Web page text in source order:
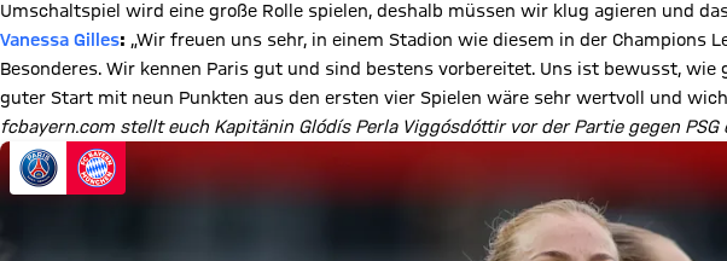
Umschaltspiel wird eine große Rolle spielen, deshalb müssen wir klug agieren und
Vanessa Gilles: „Wir freuen uns sehr, in einem Stadion wie diesem in der Champions
Besonderes. Wir kennen Paris gut und sind bestens vorbereitet. Uns ist bewusst, wie
guter Start mit neun Punkten aus den ersten vier Spielen wäre sehr wertvoll und
fcbayern.com stellt euch Kapitänin Glódís Perla Viggósdóttir vor der Partie gegen